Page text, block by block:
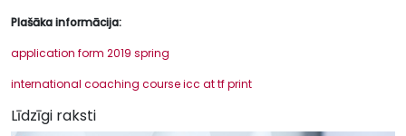
Plašāka informācija:
application form 2019 spring
international coaching course icc at tf print
Līdzīgi raksti